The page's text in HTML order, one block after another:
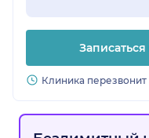
Клиника перезвонит